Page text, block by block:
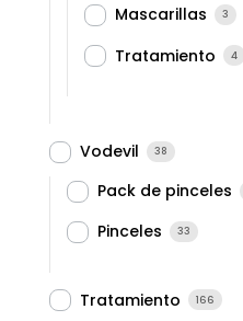
Mascarillas 3
Tratamiento 4
Vodevil 38
Pack de pinceles
Pinceles 33
Tratamiento 166